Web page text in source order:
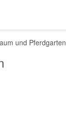
und Pferdgarten